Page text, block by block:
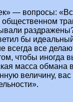
— вопросы:
общественном
бы
всегда все
чтобы иногда
масса обмана
величину, вас